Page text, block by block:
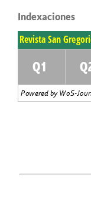
Indexaciones